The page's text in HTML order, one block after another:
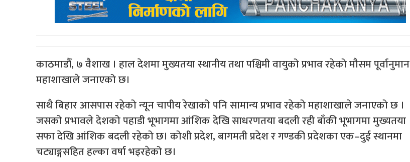
काठमाडौँ, ७ वैशाख । हाल देशमा मुख्यतया स्थानीय तथा पश्चिमी वायुको प्रभाव रहेको मौसम पूर्वानुमान
महाशाखाले जनाएको छ।
साथै बिहार आसपास रहेको न्यून चापीय रेखाको पनि सामान्य प्रभाव रहेको महाशाखाले जनाएको छ ।
जसको प्रभावले देशको पहाडी भूभागमा आंशिक देखि साधरणतया बदली रही बाँकी भूभागमा मुख्यतया
सफा देखि आंशिक बदली रहेको छ। कोशी प्रदेश, बागमती प्रदेश र गण्डकी प्रदेशका एक–दुई स्थानमा
चट्याङ्गसहित हल्का वर्षा भइरहेको छ।